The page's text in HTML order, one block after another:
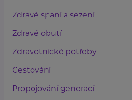
Zdravé spaní a sezení
Zdravé obutí
Zdravotnické potřeby
Cestování
Propojování generací